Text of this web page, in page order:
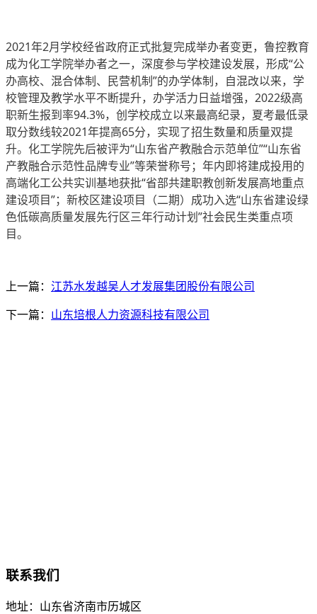
2021年2月学校经省政府正式批复完成举办者变更，鲁控教育
成为化工学院举办者之一，深度参与学校建设发展，形成“公
办高校、混合体制、民营机制”的办学体制，自混改以来，学
校管理及教学水平不断提升，办学活力日益增强，2022级高
职新生报到率94.3%，创学校成立以来最高纪录，夏考最低录
取分数线较2021年提高65分，实现了招生数量和质量双提
升。化工学院先后被评为“山东省产教融合示范单位”“山东省
产教融合示范性品牌专业”等荣誉称号；年内即将建成投用的
高端化工公共实训基地获批“省部共建职教创新发展高地重点
建设项目”；新校区建设项目（二期）成功入选“山东省建设绿
色低碳高质量发展先行区三年行动计划”社会民生类重点项
目。
上一篇： 江苏水发越吴人才发展集团股份有限公司
下一篇： 山东培根人力资源科技有限公司
联系我们
地址： 山东省济南市历城区